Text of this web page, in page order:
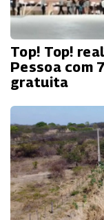
Top! Top!
Pessoa com
gratuita